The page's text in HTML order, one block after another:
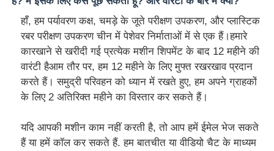
हाँ, हम पर्यावरण कक्ष, चमड़े के जूते परीक्षण उपकरण, और प्लास्टिक
रबर परीक्षण उपकरण चीन में पेशेवर निर्माताओं में से एक हैं।हमारे
कारखाने से खरीदी गई प्रत्येक मशीन शिपमेंट के बाद 12 महीने की
वारंटी हैआम तौर पर, हम 12 महीने के लिए मुफ्त रखरखाव प्रदान
करते हैं। समुद्री परिवहन को ध्यान में रखते हुए, हम अपने ग्राहकों
के लिए 2 अतिरिक्त महीने का विस्तार कर सकते हैं।
यदि आपकी मशीन काम नहीं करती है, तो आप हमें ईमेल भेज सकते
हैं या हमें कॉल कर सकते हैं. हम बातचीत या वीडियो चैट के माध्यम